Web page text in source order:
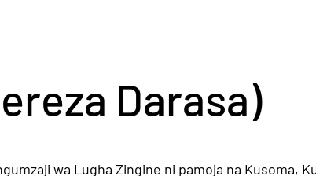
Darasa)
wa Lugha Zingine ni pamoja na Kusoma,